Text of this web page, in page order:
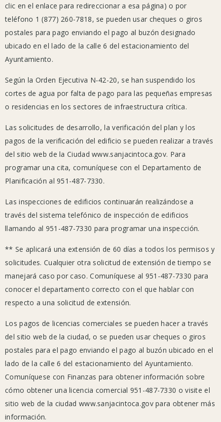
Centro
comunitario
(hasta
el
30/04/2020)
Instalaciones
recreativas
del
parque
Sallee
(hasta
el
30/04/2020)
Mansión
y
Museo
(hasta
el
30/04/2020)
Cierres
de
la
biblioteca
del
condado
clic en el enlace para redireccionar a esa página) o por
teléfono 1 (877) 260-7818, se pueden usar cheques o giros
postales para pago enviando el pago al buzón designado
ubicado en el lado de la calle 6 del estacionamiento del
Ayuntamiento.
Según la Orden Ejecutiva N-42-20, se han suspendido los
cortes de agua por falta de pago para las pequeñas empresas
o residencias en los sectores de infraestructura crítica.
Las solicitudes de desarrollo, la verificación del plan y los
pagos de la verificación del edificio se pueden realizar a través
del sitio web de la Ciudad www.sanjacintoca.gov. Para
programar una cita, comuníquese con el Departamento de
Planificación al 951-487-7330.
Las inspecciones de edificios continuarán realizándose a
través del sistema telefónico de inspección de edificios
llamando al 951-487-7330 para programar una inspección.
** Se aplicará una extensión de 60 días a todos los permisos y
solicitudes. Cualquier otra solicitud de extensión de tiempo se
manejará caso por caso. Comuníquese al 951-487-7330 para
conocer el departamento correcto con el que hablar con
respecto a una solicitud de extensión.
Los pagos de licencias comerciales se pueden hacer a través
del sitio web de la ciudad, o se pueden usar cheques o giros
postales para el pago enviando el pago al buzón ubicado en el
lado de la calle 6 del estacionamiento del Ayuntamiento.
Comuníquese con Finanzas para obtener información sobre
cómo obtener una licencia comercial 951-487-7330 o visite el
sitio web de la ciudad www.sanjacintoca.gov para obtener más
información.